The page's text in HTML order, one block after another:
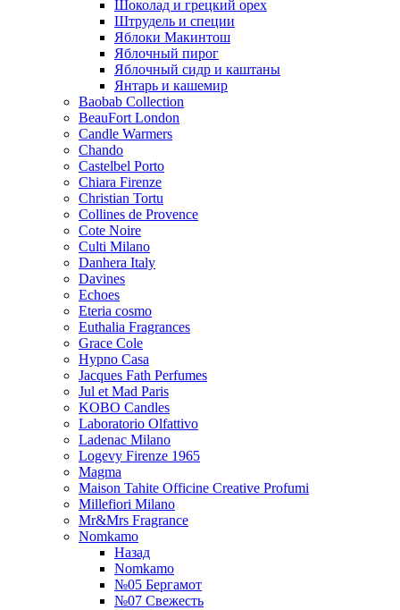
Шоколад и грецкий орех
Штрудель и специи
Яблоки Макинтош
Яблочный пирог
Яблочный сидр и каштаны
Янтарь и кашемир
Baobab Collection
BeauFort London
Candle Warmers
Chando
Castelbel Porto
Chiara Firenze
Christian Tortu
Collines de Provence
Cote Noire
Culti Milano
Danhera Italy
Davines
Echoes
Eteria cosmo
Euthalia Fragrances
Grace Cole
Hypno Casa
Jacques Fath Perfumes
Jul et Mad Paris
KOBO Candles
Laboratorio Olfattivo
Ladenac Milano
Logevy Firenze 1965
Magma
Maison Tahite Officine Creative Profumi
Millefiori Milano
Mr&Mrs Fragrance
Nomkamo
Назад
Nomkamo
№05 Бергамот
№07 Свежесть